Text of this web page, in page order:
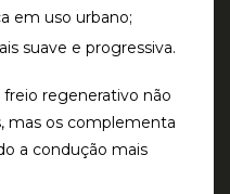
em uso urbano;
suave e progressiva.
regenerativo não
mas os complementa
a condução mais